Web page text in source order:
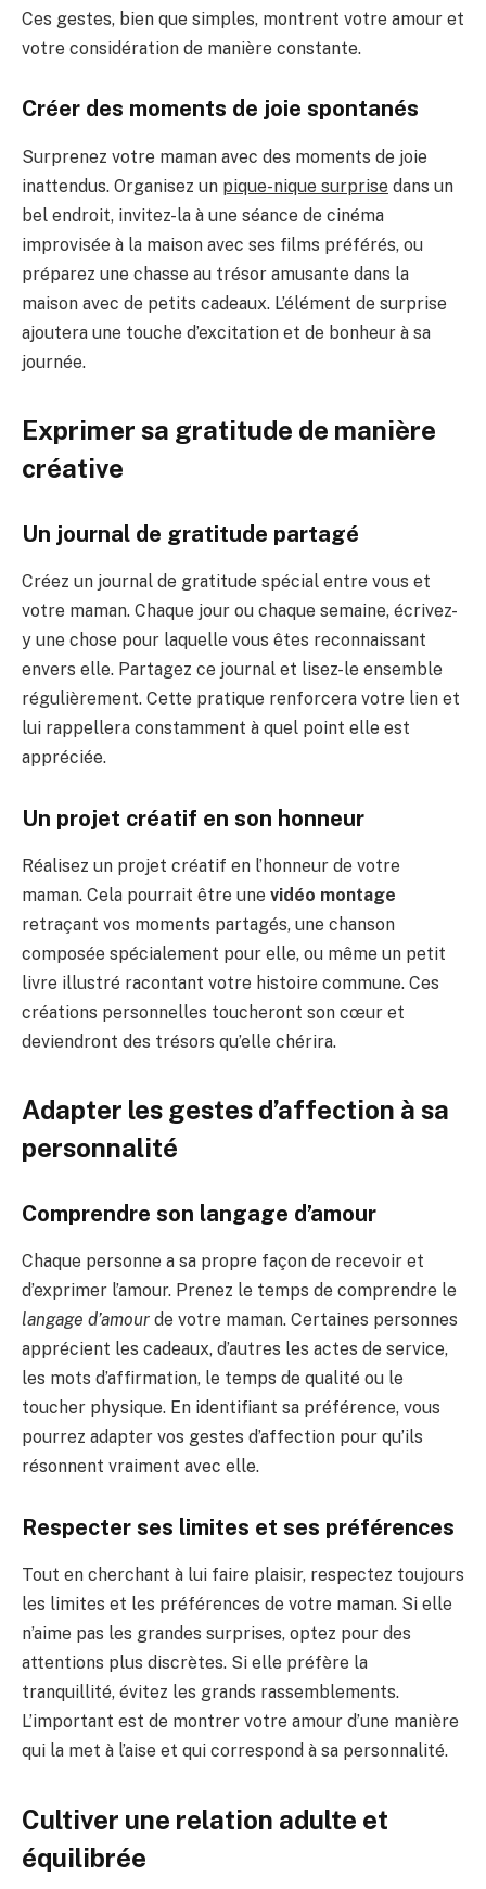
Ces gestes, bien que simples, montrent votre amour et
votre considération de manière constante.
Créer des moments de joie spontanés
Surprenez votre maman avec des moments de joie
inattendus. Organisez un pique-nique surprise dans un
bel endroit, invitez-la à une séance de cinéma
improvisée à la maison avec ses films préférés, ou
préparez une chasse au trésor amusante dans la
maison avec de petits cadeaux. L’élément de surprise
ajoutera une touche d’excitation et de bonheur à sa
journée.
Exprimer sa gratitude de manière
créative
Un journal de gratitude partagé
Créez un journal de gratitude spécial entre vous et
votre maman. Chaque jour ou chaque semaine, écrivez-
y une chose pour laquelle vous êtes reconnaissant
envers elle. Partagez ce journal et lisez-le ensemble
régulièrement. Cette pratique renforcera votre lien et
lui rappellera constamment à quel point elle est
appréciée.
Un projet créatif en son honneur
Réalisez un projet créatif en l’honneur de votre
maman. Cela pourrait être une vidéo montage
retraçant vos moments partagés, une chanson
composée spécialement pour elle, ou même un petit
livre illustré racontant votre histoire commune. Ces
créations personnelles toucheront son cœur et
deviendront des trésors qu’elle chérira.
Adapter les gestes d’affection à sa
personnalité
Comprendre son langage d’amour
Chaque personne a sa propre façon de recevoir et
d’exprimer l’amour. Prenez le temps de comprendre le
langage d’amour de votre maman. Certaines personnes
apprécient les cadeaux, d’autres les actes de service,
les mots d’affirmation, le temps de qualité ou le
toucher physique. En identifiant sa préférence, vous
pourrez adapter vos gestes d’affection pour qu’ils
résonnent vraiment avec elle.
Respecter ses limites et ses préférences
Tout en cherchant à lui faire plaisir, respectez toujours
les limites et les préférences de votre maman. Si elle
n’aime pas les grandes surprises, optez pour des
attentions plus discrètes. Si elle préfère la
tranquillité, évitez les grands rassemblements.
L’important est de montrer votre amour d’une manière
qui la met à l’aise et qui correspond à sa personnalité.
Cultiver une relation adulte et
équilibrée